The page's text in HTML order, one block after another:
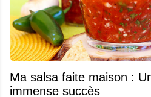
Ma salsa faite maison :
immense succès